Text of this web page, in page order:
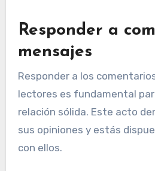
Responder a
mensajes
Responder a los
lectores es fundamental
relación sólida. Este acto
sus opiniones y estás
con ellos.